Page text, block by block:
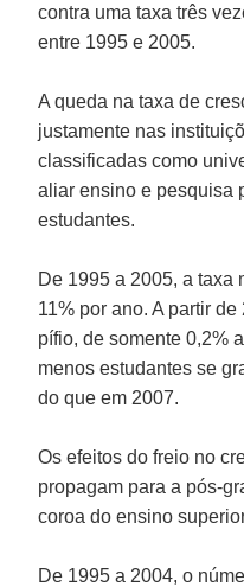
contra uma taxa três
entre 1995 e 2005.
A queda na taxa de
justamente nas
classificadas como
aliar ensino e pesquisa
estudantes.
De 1995 a 2005, a taxa
11% por ano. A partir
pífio, de somente 0,2%
menos estudantes se
do que em 2007.
Os efeitos do freio no
propagam para a pós-
coroa do ensino
De 1995 a 2004, o